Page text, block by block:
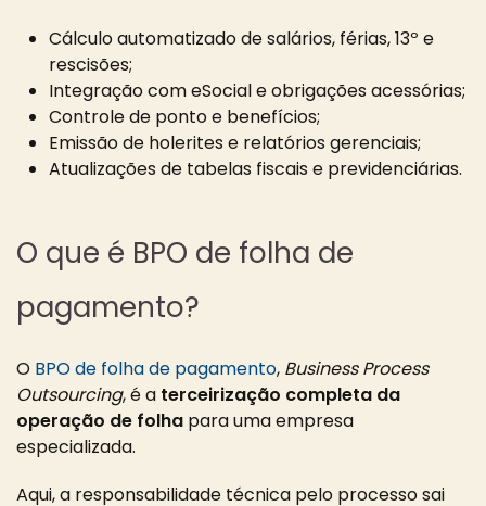
Cálculo automatizado de salários, férias, 13º e
rescisões;
Integração com eSocial e obrigações acessórias;
Controle de ponto e benefícios;
Emissão de holerites e relatórios gerenciais;
Atualizações de tabelas fiscais e previdenciárias.
O que é BPO de folha de
pagamento?
O BPO de folha de pagamento, Business Process
Outsourcing, é a terceirização completa da
operação de folha para uma empresa
especializada.
Aqui, a responsabilidade técnica pelo processo sai